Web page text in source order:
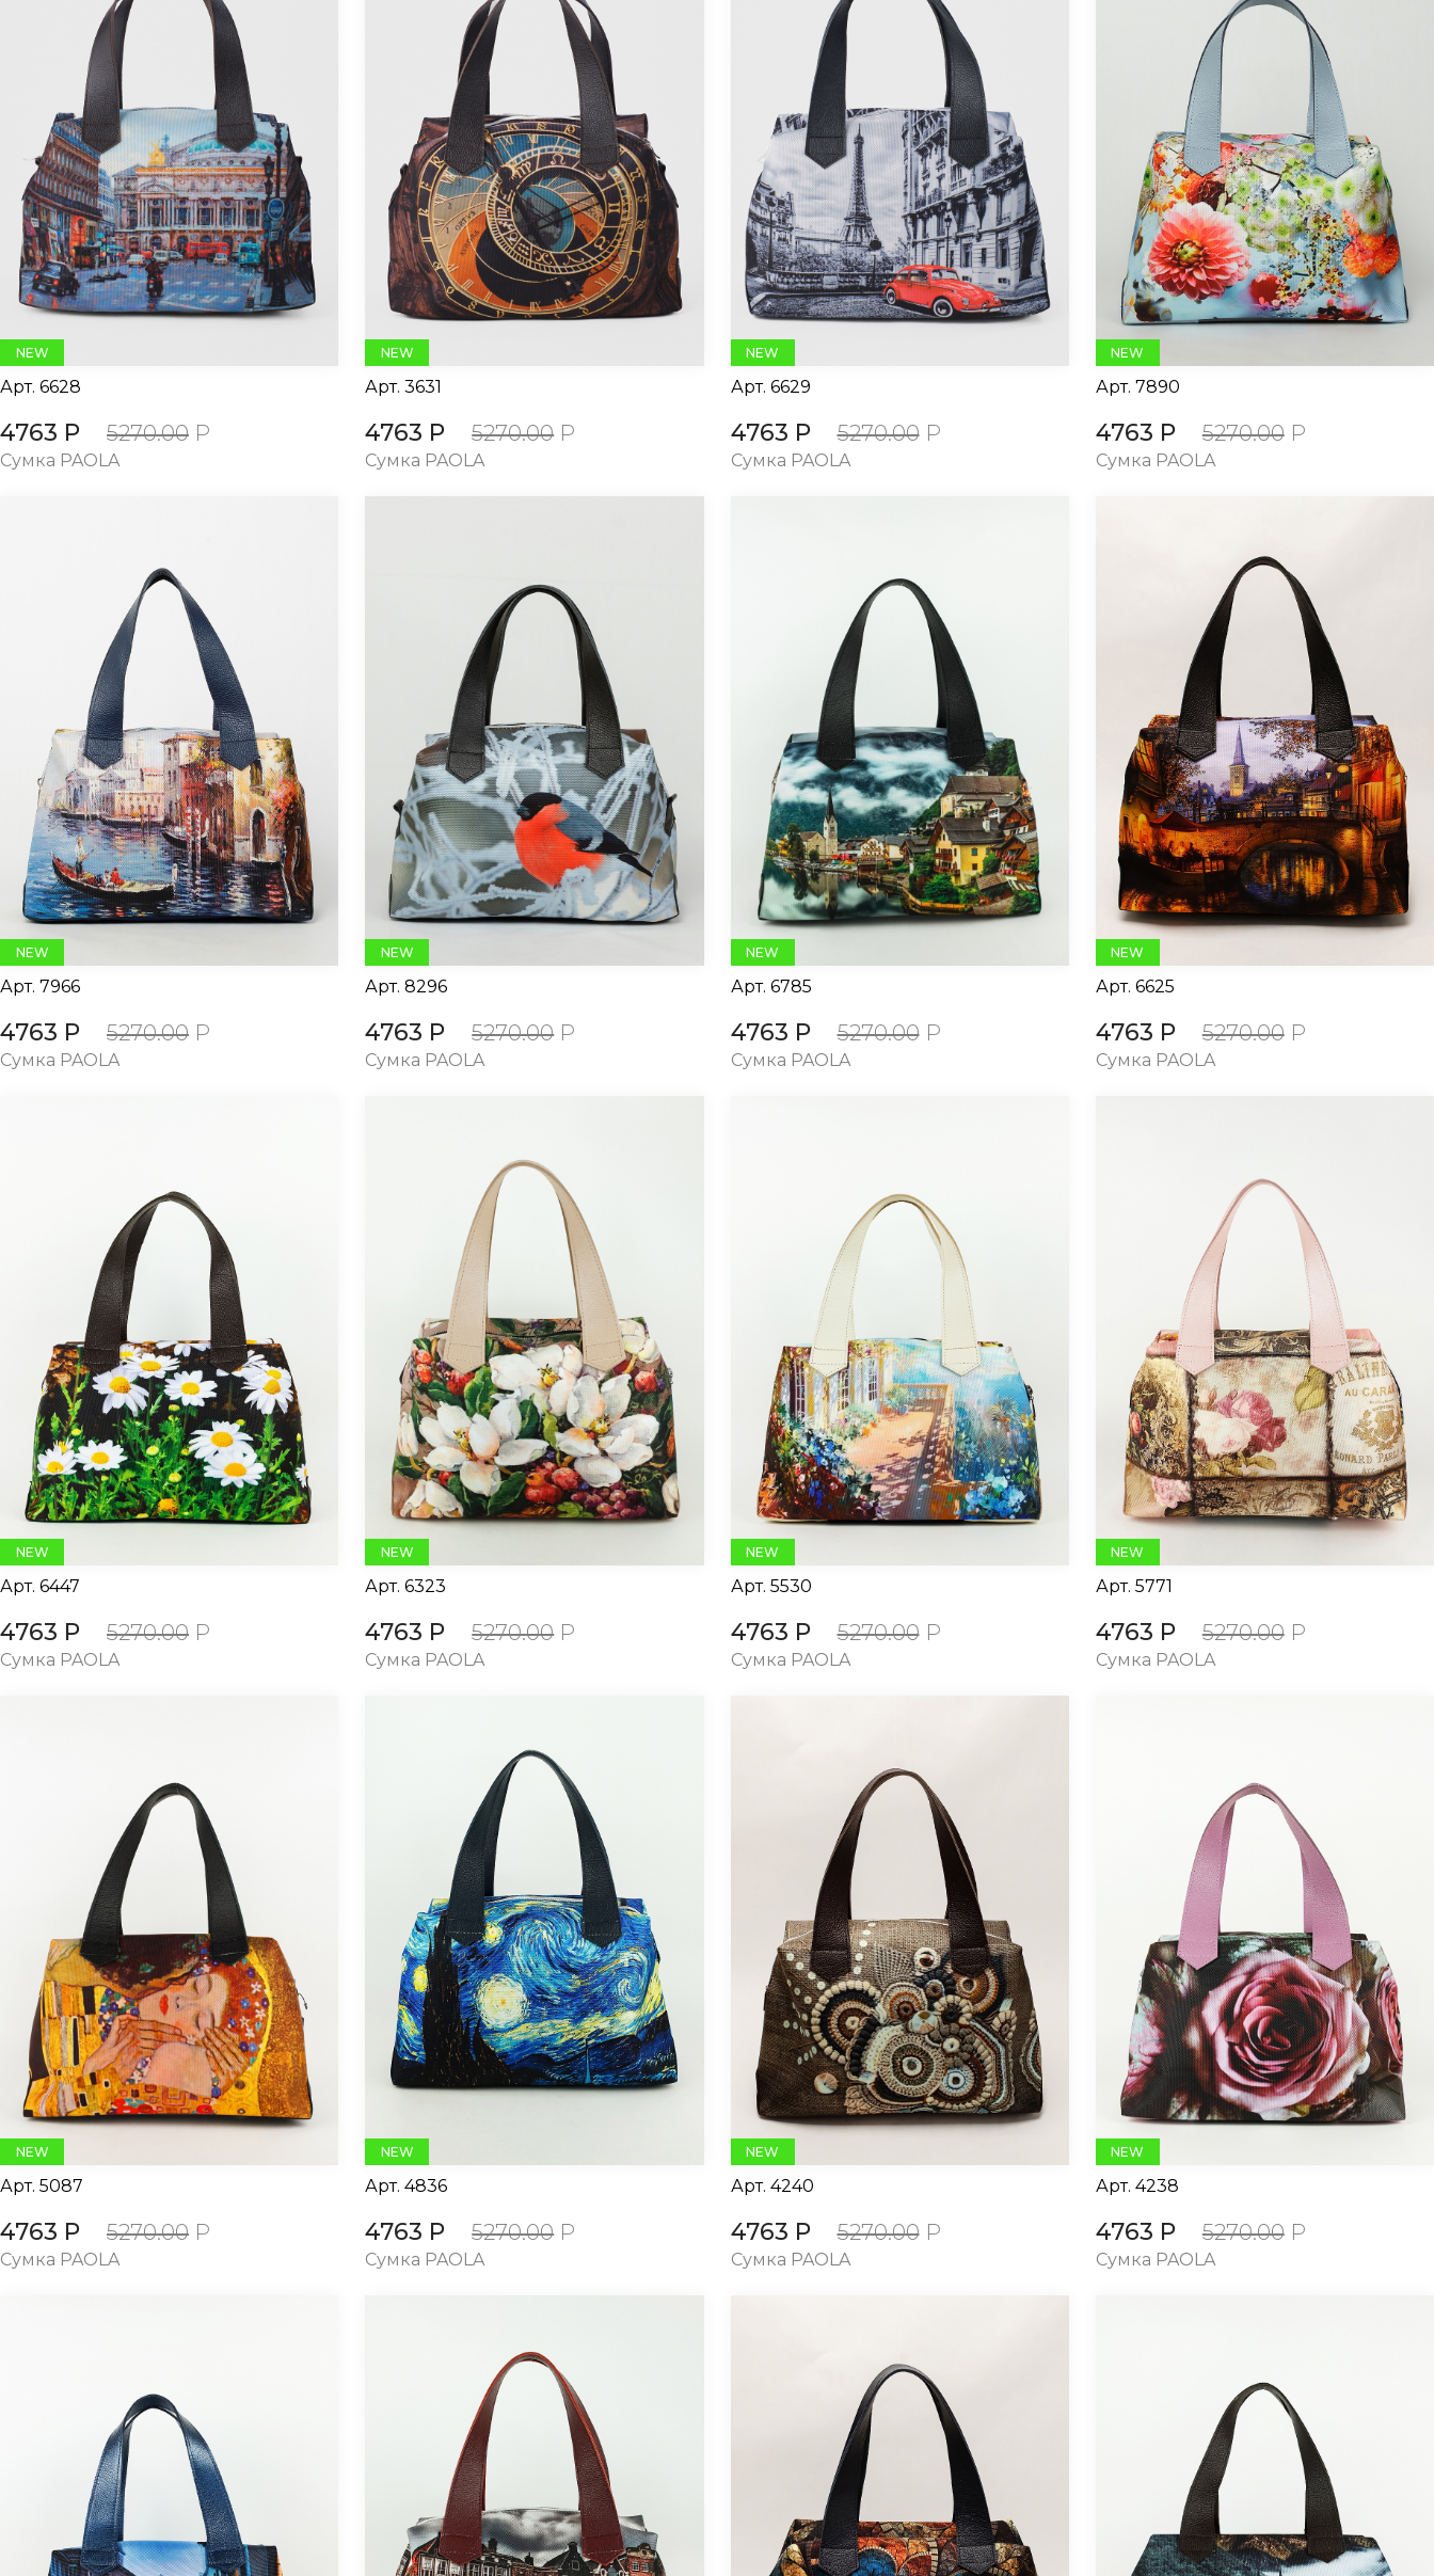
NEW
Арт. 6628
4763 Р 5270.00 Р
Сумка PAOLA
NEW
Арт. 3631
4763 Р 5270.00 Р
Сумка PAOLA
NEW
Арт. 6629
4763 Р 5270.00 Р
Сумка PAOLA
NEW
Арт. 7890
4763 Р 5270.00 Р
Сумка PAOLA
NEW
Арт. 7966
4763 Р 5270.00 Р
Сумка PAOLA
NEW
Арт. 8296
4763 Р 5270.00 Р
Сумка PAOLA
NEW
Арт. 6785
4763 Р 5270.00 Р
Сумка PAOLA
NEW
Арт. 6625
4763 Р 5270.00 Р
Сумка PAOLA
NEW
Арт. 6447
4763 Р 5270.00 Р
Сумка PAOLA
NEW
Арт. 6323
4763 Р 5270.00 Р
Сумка PAOLA
NEW
Арт. 5530
4763 Р 5270.00 Р
Сумка PAOLA
NEW
Арт. 5771
4763 Р 5270.00 Р
Сумка PAOLA
NEW
Арт. 5087
4763 Р 5270.00 Р
Сумка PAOLA
NEW
Арт. 4836
4763 Р 5270.00 Р
Сумка PAOLA
NEW
Арт. 4240
4763 Р 5270.00 Р
Сумка PAOLA
NEW
Арт. 4238
4763 Р 5270.00 Р
Сумка PAOLA